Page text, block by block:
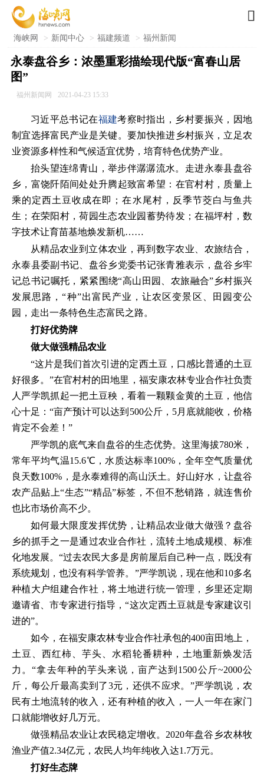

海峡网 > 新闻中心 > 福建频道 > 福州新闻
永泰盘谷乡：浓墨重彩描绘现代版“富春山居
图”
福州新闻网 2021-04-23 15:33
习近平总书记在福建考察时指出，乡村要振兴，因地
制宜选择富民产业是关键。要加快推进乡村振兴，立足农
业资源多样性和气候适宜优势，培育特色优势产业。
抬头望连绵青山，举步伴潺潺流水。走进永泰县盘谷
乡，富饶阡陌间处处升腾起致富希望：在官村村，质量上
乘的定西土豆收成在即；在水尾村，反季节茭白与鱼共
生；在荣阳村，荷园生态农业园蓄势待发；在福坪村，数
字技术让育苗基地焕发新机……
从精品农业到立体农业，再到数字农业、农旅结合，
永泰县委副书记、盘谷乡党委书记张青雅表示，盘谷乡牢
记总书记嘱托，紧紧围绕“高山田园、农旅融合”乡村振兴
发展思路，“种”出富民产业，让农区变景区、田园变公
园，走出一条特色生态富民之路。
打好优势牌
做大做强精品农业
“这片是我们首次引进的定西土豆，口感比普通的土豆
好很多。”在官村村的田地里，福安康农林专业合作社负责
人严学凯抓起一把土豆秧，看着一颗颗金黄的土豆，他信
心十足：“亩产预计可以达到500公斤，5月底就能收，价格
肯定不会差！”
严学凯的底气来自盘谷的生态优势。这里海拔780米，
常年平均气温15.6℃，水质达标率100%，全年空气质量优
良天数100%，是永泰难得的高山沃土。好山好水，让盘谷
农产品贴上“生态”“精品”标签，不但不愁销路，就连售价
也比市场价高不少。
如何最大限度发挥优势，让精品农业做大做强？盘谷
乡的抓手之一是通过农业合作社，流转土地成规模、标准
化地发展。“过去农民大多是房前屋后自己种一点，既没有
系统规划，也没有科学管养。”严学凯说，现在他和10多名
种植大户组建合作社，将土地进行统一管理，乡里还定期
邀请省、市专家进行指导，“这次定西土豆就是专家建议引
进的”。
如今，在福安康农林专业合作社承包的400亩田地上，
土豆、西红柿、芋头、水稻轮番耕种，土地重新焕发活
力。“拿去年种的芋头来说，亩产达到1500公斤~2000公
斤，每公斤最高卖到了3元，还供不应求。”严学凯说，农
民有土地流转的收入，还有种植的收入，一人一年在家门
口就能增收好几万元。
做强精品农业让农民稳定增收。2020年盘谷乡农林牧
渔业产值2.34亿元，农民人均年纯收入达1.7万元。
打好生态牌